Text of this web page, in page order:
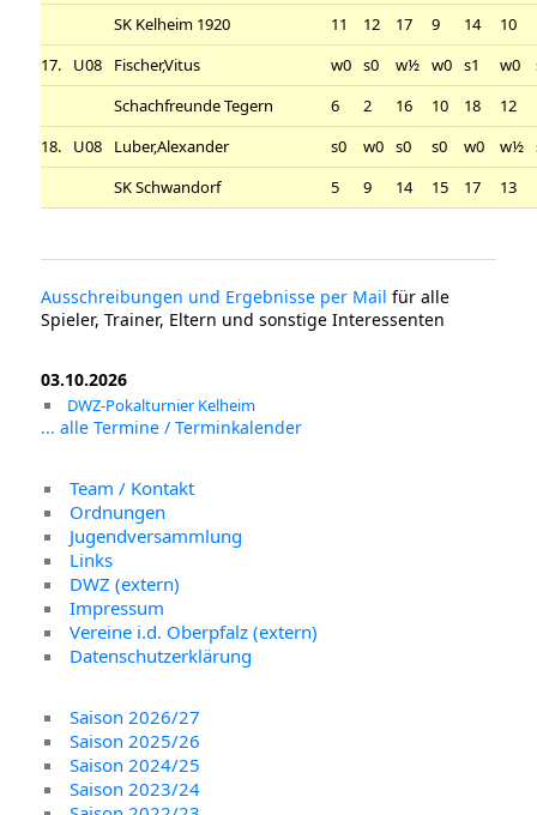
SK Kelheim 1920
11 12 17 9 14 10
17.
U08 Fischer,Vitus w0 s0 w½ w0 s1 w0
Schachfreunde Tegern
6 2 16 10 18 12
18.
U08 Luber,Alexander s0 w0 s0 s0 w0 w½
SK Schwandorf
5 9 14 15 17 13
Ausschreibungen und Ergebnisse per Mail für alle
Spieler, Trainer, Eltern und sonstige Interessenten
03.10.2026
DWZ-Pokalturnier Kelheim
... alle Termine / Terminkalender
Team / Kontakt
Ordnungen
Jugendversammlung
Links
DWZ (extern)
Impressum
Vereine i.d. Oberpfalz (extern)
Datenschutzerklärung
Saison 2026/27
Saison 2025/26
Saison 2024/25
Saison 2023/24